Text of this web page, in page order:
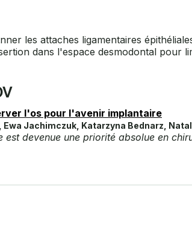
les attaches ligamentaires
dans l'espace desmodontal pour
l'os pour l'avenir implantaire
Jachimczuk, Katarzyna Bednarz,
devenue une priorité absolue en